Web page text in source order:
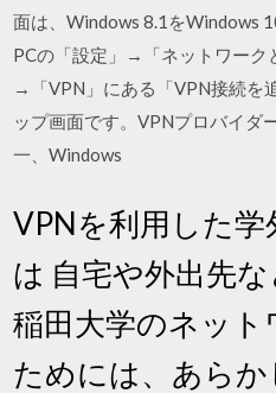
面は、Windows 8.1をWindows
PCの「設定」→「ネットワーク
→「VPN」にある「VPN接続を
ップ画面です。VPNプロバイダ
一、Windows
VPNを利用した学
は 自宅や外出先
稲田大学のネット
ためには、あらか